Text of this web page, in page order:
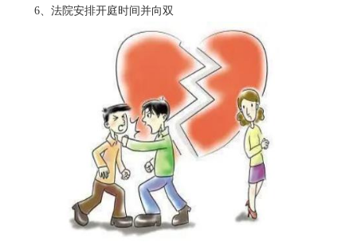
6、法院安排开庭时间并向双